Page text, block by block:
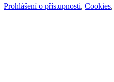
Prohlášení o přístupnosti, Cookies,